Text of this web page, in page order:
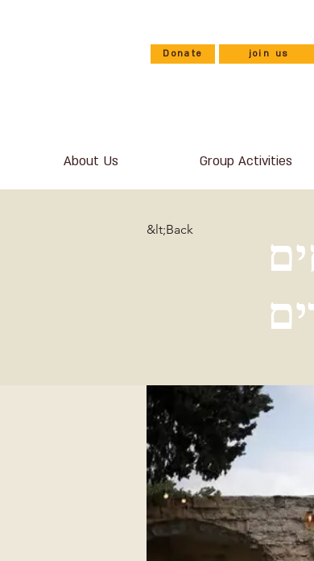
Donate join us
Group Activities
About Us
&lt;Back